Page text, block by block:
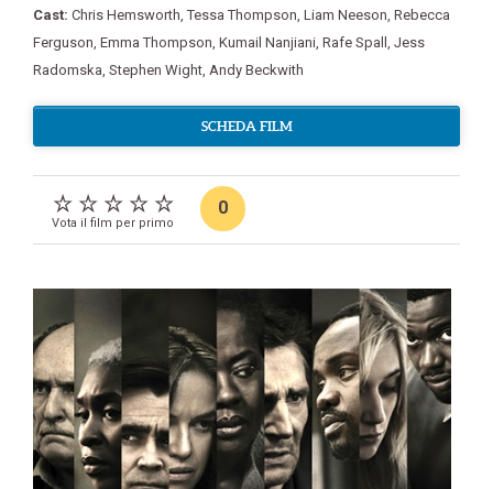
Cast: Chris Hemsworth,Tessa Thompson, Liam Neeson, Rebecca
Ferguson, Emma Thompson, Kumail Nanjiani, Rafe Spall , Jess
Radomska, Stephen Wight, Andy Beckwith
SCHEDA FILM
Vota il film per primo
0